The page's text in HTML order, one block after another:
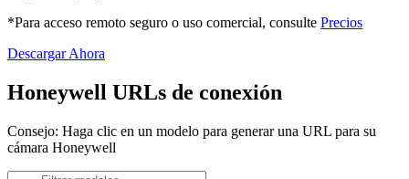
*Para acceso remoto seguro o uso comercial, consulte Precios
Descargar Ahora
Honeywell URLs de conexión
Consejo: Haga clic en un modelo para generar una URL para su
cámara Honeywell